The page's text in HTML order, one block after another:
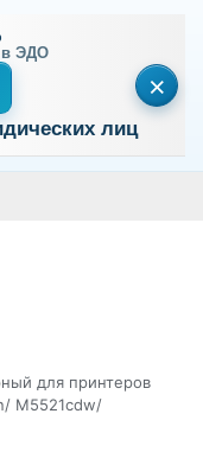
в ЭДО
лиц
×
для принтеров
M5521cdw/